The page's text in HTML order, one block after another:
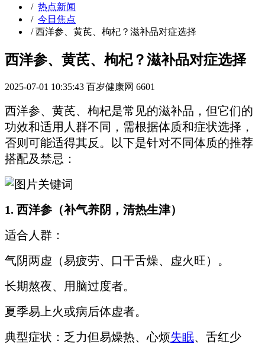
/ 热点新闻
/ 今日焦点
/西洋参、黄芪、枸杞？滋补品对症选择
西洋参、黄芪、枸杞？滋补品对症选择
2025-07-01 10:35:43 百岁健康网 6601
西洋参、黄芪、枸杞是常见的滋补品，但它们的
功效和适用人群不同，需根据体质和症状选择，
否则可能适得其反。以下是针对不同体质的推荐
搭配及禁忌：
1. 西洋参（补气养阴，清热生津）
适合人群：
气阴两虚（易疲劳、口干舌燥、虚火旺）。
长期熬夜、用脑过度者。
夏季易上火或病后体虚者。
典型症状：乏力但易燥热、心烦失眠、舌红少